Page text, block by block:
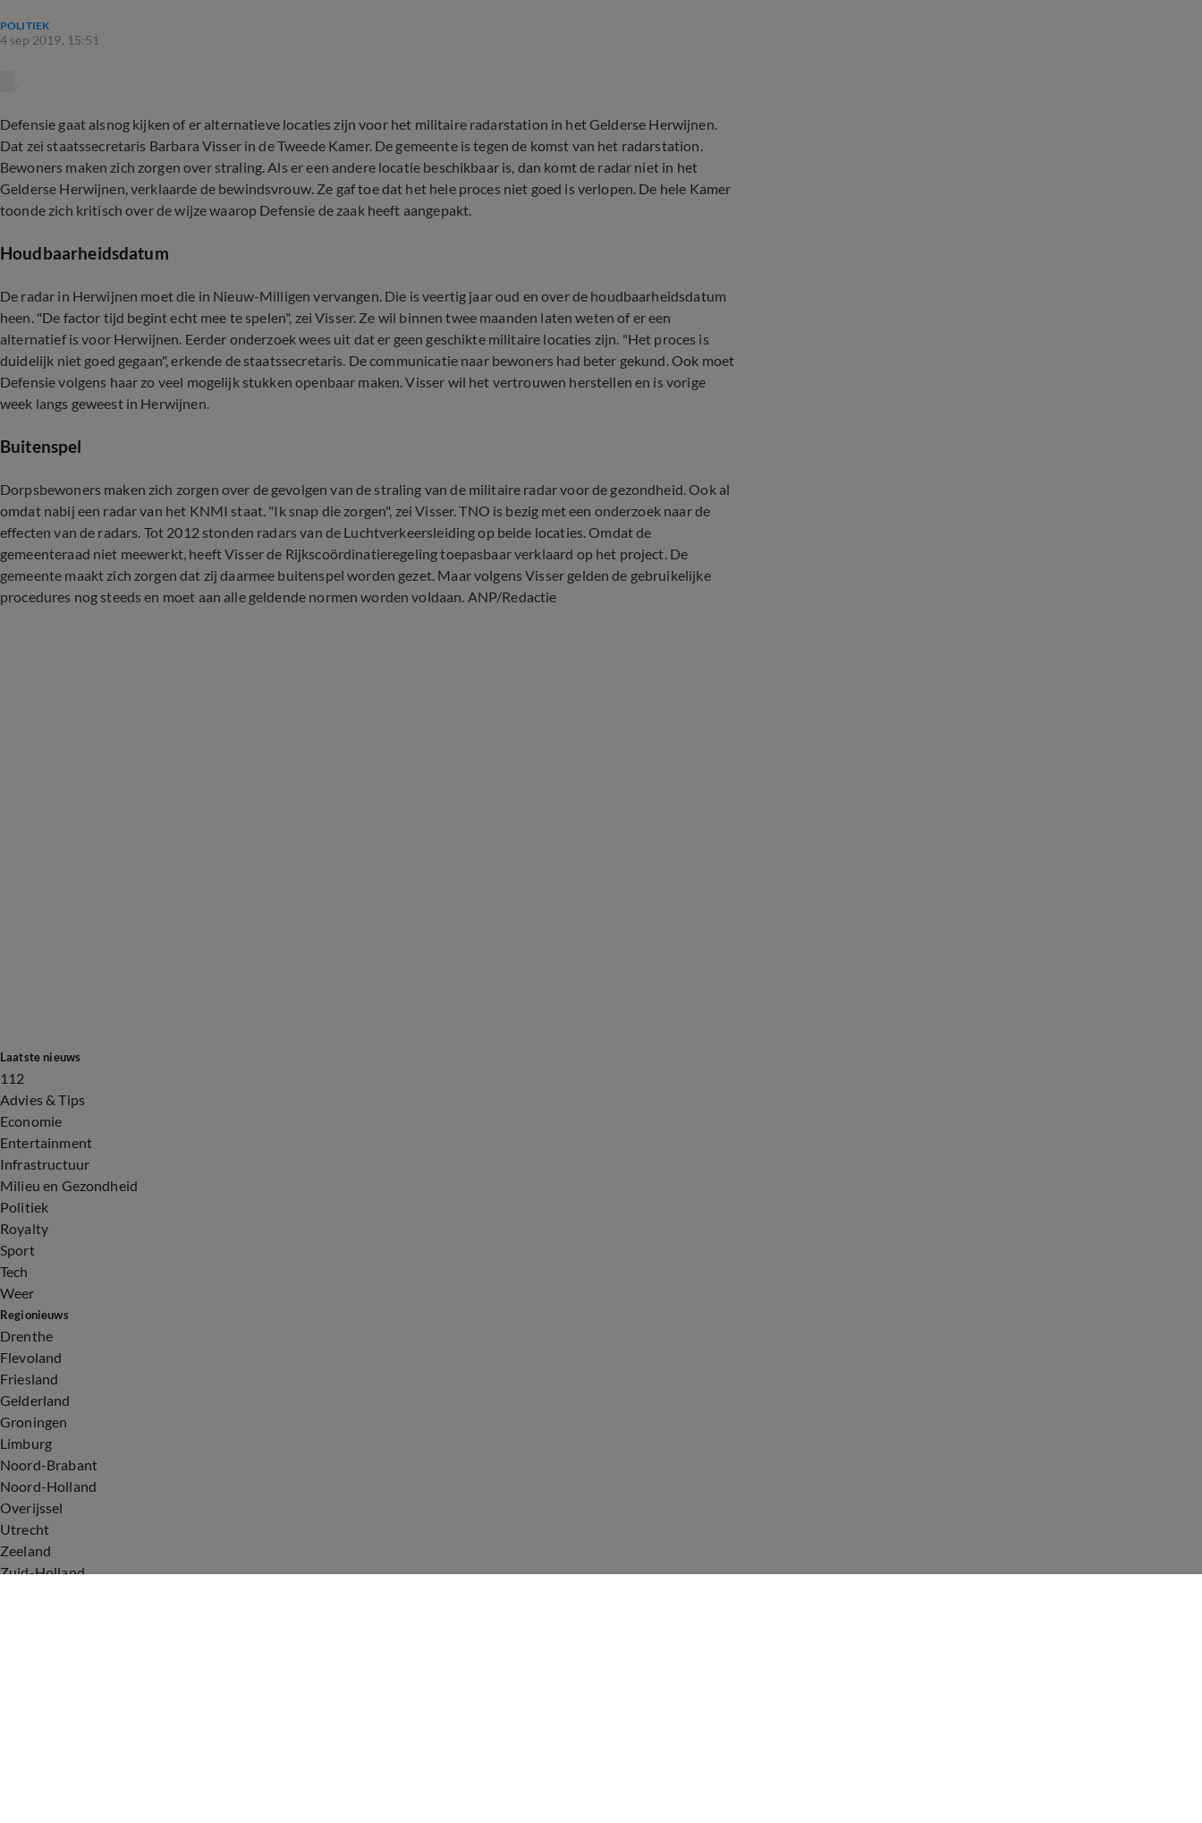
POLITIEK
4 sep 2019, 15:51
Defensie gaat alsnog kijken of er alternatieve locaties zijn voor het militaire radarstation in het Gelderse Herwijnen.
Dat zei staatssecretaris Barbara Visser in de Tweede Kamer. De gemeente is tegen de komst van het radarstation.
Bewoners maken zich zorgen over straling. Als er een andere locatie beschikbaar is, dan komt de radar niet in het
Gelderse Herwijnen, verklaarde de bewindsvrouw. Ze gaf toe dat het hele proces niet goed is verlopen. De hele Kamer
toonde zich kritisch over de wijze waarop Defensie de zaak heeft aangepakt.
Houdbaarheidsdatum
De radar in Herwijnen moet die in Nieuw-Milligen vervangen. Die is veertig jaar oud en over de houdbaarheidsdatum
heen. "De factor tijd begint echt mee te spelen", zei Visser. Ze wil binnen twee maanden laten weten of er een
alternatief is voor Herwijnen. Eerder onderzoek wees uit dat er geen geschikte militaire locaties zijn. "Het proces is
duidelijk niet goed gegaan", erkende de staatssecretaris. De communicatie naar bewoners had beter gekund. Ook moet
Defensie volgens haar zo veel mogelijk stukken openbaar maken. Visser wil het vertrouwen herstellen en is vorige
week langs geweest in Herwijnen.
Buitenspel
Dorpsbewoners maken zich zorgen over de gevolgen van de straling van de militaire radar voor de gezondheid. Ook al
omdat nabij een radar van het KNMI staat. "Ik snap die zorgen", zei Visser. TNO is bezig met een onderzoek naar de
effecten van de radars. Tot 2012 stonden radars van de Luchtverkeersleiding op beide locaties. Omdat de
gemeenteraad niet meewerkt, heeft Visser de Rijkscoördinatieregeling toepasbaar verklaard op het project. De
gemeente maakt zich zorgen dat zij daarmee buitenspel worden gezet. Maar volgens Visser gelden de gebruikelijke
procedures nog steeds en moet aan alle geldende normen worden voldaan. ANP/Redactie
Laatste nieuws
112
Advies & Tips
Economie
Entertainment
Infrastructuur
Milieu en Gezondheid
Politiek
Royalty
Sport
Tech
Weer
Regionieuws
Drenthe
Flevoland
Friesland
Gelderland
Groningen
Limburg
Noord-Brabant
Noord-Holland
Overijssel
Utrecht
Zeeland
Zuid-Holland